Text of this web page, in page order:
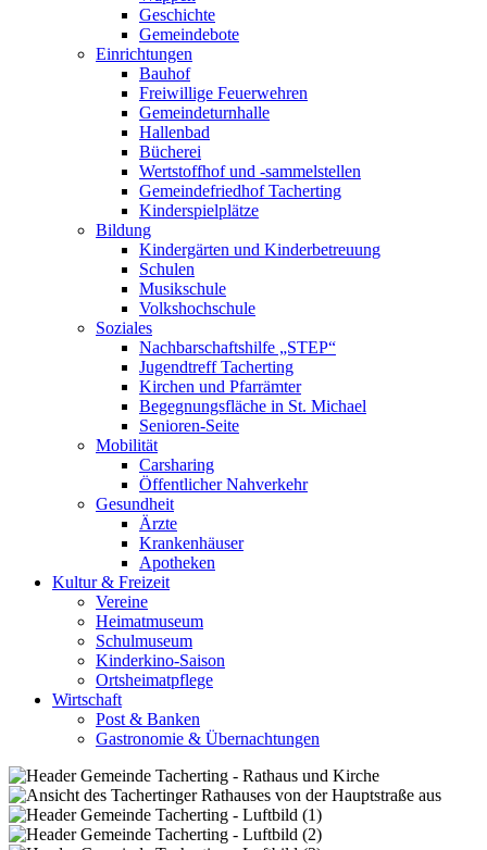
Geschichte
Gemeindebote
Einrichtungen
Bauhof
Freiwillige Feuerwehren
Gemeindeturnhalle
Hallenbad
Bücherei
Wertstoffhof und -sammelstellen
Gemeindefriedhof Tacherting
Kinderspielplätze
Bildung
Kindergärten und Kinderbetreuung
Schulen
Musikschule
Volkshochschule
Soziales
Nachbarschaftshilfe „STEP“
Jugendtreff Tacherting
Kirchen und Pfarrämter
Begegnungsfläche in St. Michael
Senioren-Seite
Mobilität
Carsharing
Öffentlicher Nahverkehr
Gesundheit
Ärzte
Krankenhäuser
Apotheken
Kultur & Freizeit
Vereine
Heimatmuseum
Schulmuseum
Kinderkino-Saison
Ortsheimatpflege
Wirtschaft
Post & Banken
Gastronomie & Übernachtungen